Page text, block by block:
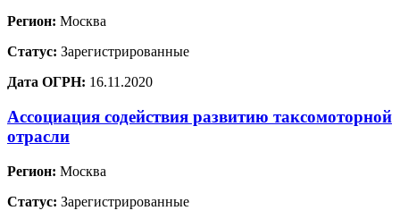
Регион: Москва
Статус: Зарегистрированные
Дата ОГРН: 16.11.2020
Ассоциация содействия развитию таксомоторной
отрасли
Регион: Москва
Статус: Зарегистрированные